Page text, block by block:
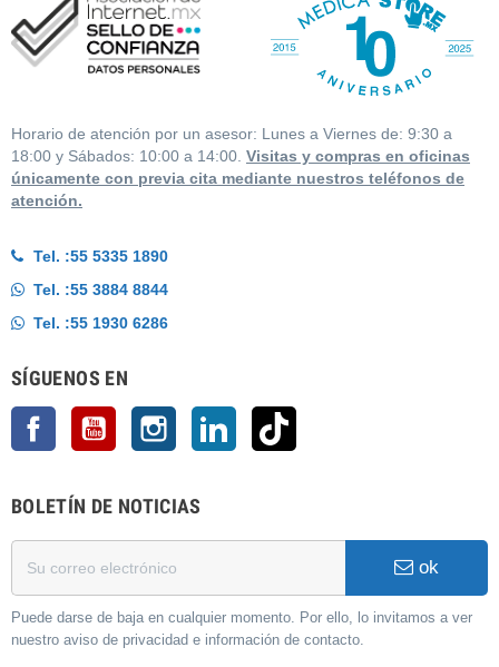
Horario de atención por un asesor: Lunes a Viernes de: 9:30 a
18:00 y Sábados: 10:00 a 14:00. Visitas y compras en oficinas
únicamente con previa cita mediante nuestros teléfonos de
atención.
Tel. :55 5335 1890
Tel. :55 3884 8844
Tel. :55 1930 6286
SÍGUENOS EN
Facebook YouTube Instagram LinkedIn
BOLETÍN DE NOTICIAS
ok
Puede darse de baja en cualquier momento. Por ello, lo invitamos a ver
nuestro aviso de privacidad e información de contacto.